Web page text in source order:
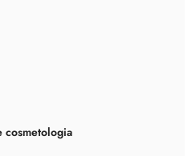
cosmetologia